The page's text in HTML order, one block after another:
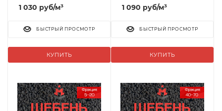
1 030 руб/м³
КУПИТЬ
БЫСТРЫЙ ПРОСМОТР
1 090 руб/м³
КУПИТЬ
БЫСТРЫЙ ПРОСМОТР